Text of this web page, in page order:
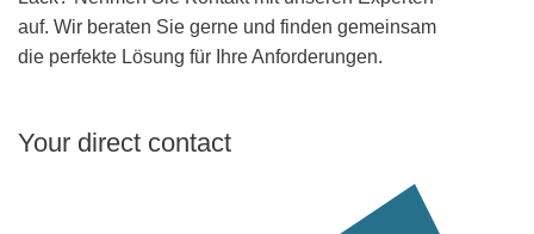
auf. Wir beraten Sie gerne und finden gemeinsam
die perfekte Lösung für Ihre Anforderungen.
Your direct contact